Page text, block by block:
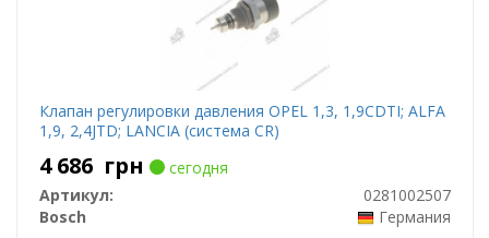
Клапан регулировки давления OPEL 1,3, 1,9CDTI; ALFA
1,9, 2,4JTD; LANCIA (система CR)
4 686 грн
сегодня
Артикул:
0281002507
Bosch
Германия